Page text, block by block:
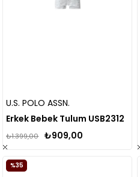
U.S. POLO ASSN.
Erkek Bebek Tulum USB2312
₺909,00
₺1.399,00
%35